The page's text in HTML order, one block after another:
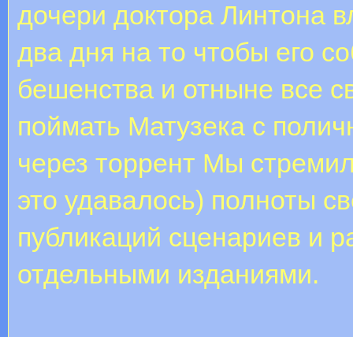
дочери доктора Линтона
два дня на то чтобы его
бешенства и отныне все
поймать Матузека с
через торрент Мы
это удавалось) полноты
публикаций сценариев и
отдельными изданиями.